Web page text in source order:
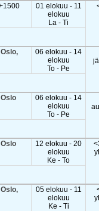
01 elokuu - 11
elokuu
La - Ti
06 elokuu - 14
elokuu
To - Pe
06 elokuu - 14
elokuu
To - Pe
12 elokuu - 20
elokuu
Ke - To
05 elokuu - 11
elokuu
Ke - Ti